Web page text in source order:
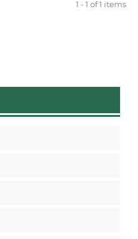
1 - 1 of 1 items